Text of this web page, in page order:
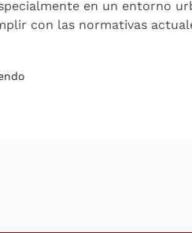
en un entorno
con las normativas